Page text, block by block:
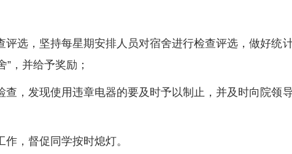
评选，坚持每星期安排人员对宿舍进行检查评选，做好统
，并给予奖励；
查，发现使用违章电器的要及时予以制止，并及时向院领
，督促同学按时熄灯。